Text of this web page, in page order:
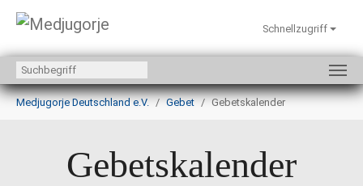
Zum Hauptinhalt springen
Schnellzugriff
Sie sind hier:
Medjugorje Deutschland e.V.
Gebet Gebetskalender
Gebetskalender